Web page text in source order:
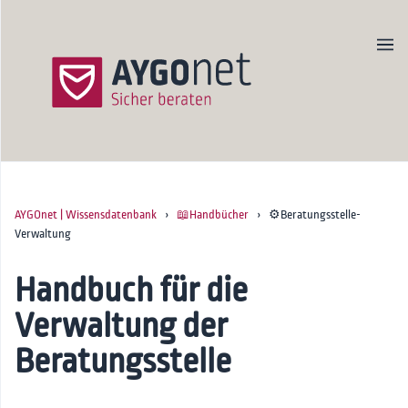
Produktseite
Startseite
🚀Onboarding
AYGOnet | Wissensdatenbank › 📖Handbücher › ⚙️Beratungsstelle-
Verwaltung
Handbuch für die
Verwaltung der
Beratungsstelle